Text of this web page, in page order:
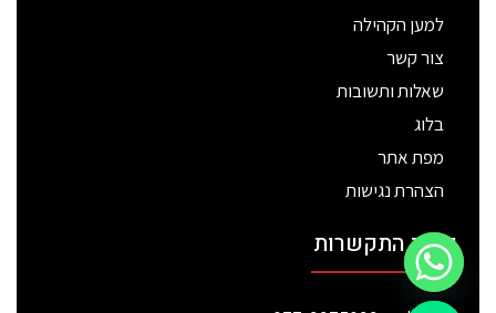
למען הקהילה
צור קשר
שאלות ותשובות
בלוג
מפת אתר
הצהרת נגישות
פרטי התקשרות